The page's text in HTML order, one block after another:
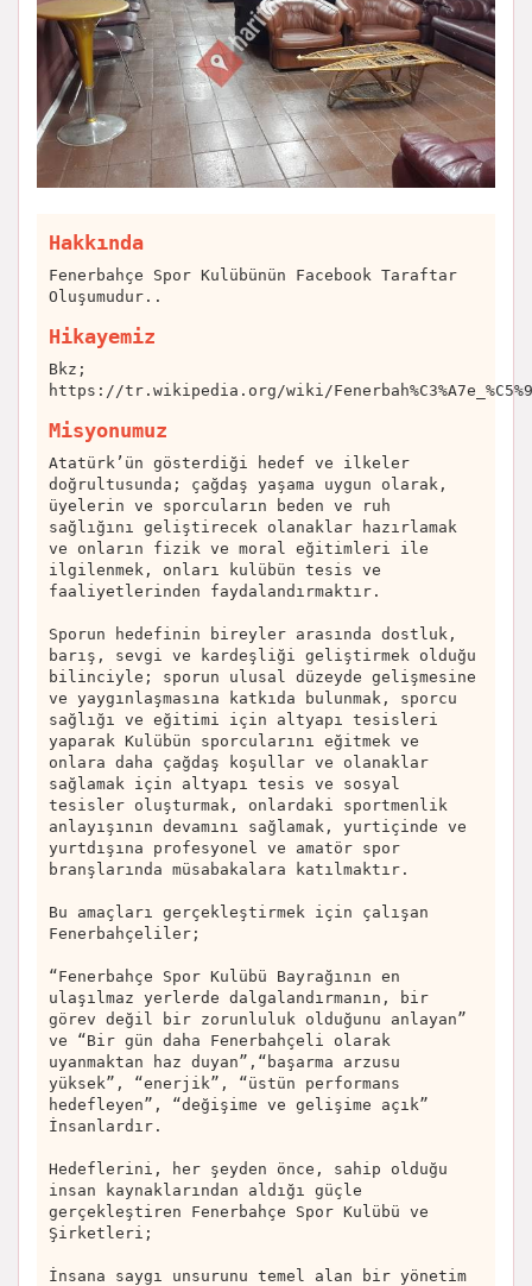
Hakkında
Fenerbahçe Spor Kulübünün Facebook Taraftar
Oluşumudur..
Hikayemiz
Bkz;
https://tr.wikipedia.org/wiki/
Misyonumuz
Atatürk’ün gösterdiği hedef ve ilkeler
doğrultusunda; çağdaş yaşama uygun olarak,
üyelerin ve sporcuların beden ve ruh
sağlığını geliştirecek olanaklar hazırlamak
ve onların fizik ve moral eğitimleri ile
ilgilenmek, onları kulübün tesis ve
faaliyetlerinden faydalandırmaktır.
Sporun hedefinin bireyler arasında dostluk,
barış, sevgi ve kardeşliği geliştirmek olduğu
bilinciyle; sporun ulusal düzeyde gelişmesine
ve yaygınlaşmasına katkıda bulunmak, sporcu
sağlığı ve eğitimi için altyapı tesisleri
yaparak Kulübün sporcularını eğitmek ve
onlara daha çağdaş koşullar ve olanaklar
sağlamak için altyapı tesis ve sosyal
tesisler oluşturmak, onlardaki sportmenlik
anlayışının devamını sağlamak, yurtiçinde ve
yurtdışına profesyonel ve amatör spor
branşlarında müsabakalara katılmaktır.
Bu amaçları gerçekleştirmek için çalışan
Fenerbahçeliler;
“Fenerbahçe Spor Kulübü Bayrağının en
ulaşılmaz yerlerde dalgalandırmanın, bir
görev değil bir zorunluluk olduğunu anlayan”
ve “Bir gün daha Fenerbahçeli olarak
uyanmaktan haz duyan”,“başarma arzusu
yüksek”, “enerjik”, “üstün performans
hedefleyen”, “değişime ve gelişime açık”
İnsanlardır.
Hedeflerini, her şeyden önce, sahip olduğu
insan kaynaklarından aldığı güçle
gerçekleştiren Fenerbahçe Spor Kulübü ve
Şirketleri;
İnsana saygı unsurunu temel alan bir yönetim